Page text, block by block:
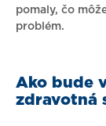
pomaly, čo
problém.
Ako bude
zdravotná